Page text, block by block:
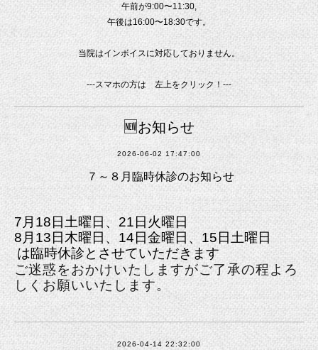
午前が9:00〜11:30,
午後は16:00〜18:30です。
当院はインボイスに対応しておりません。
---スマホの方は 左上をクリック！---
🆕お知らせ
2026-06-02 17:47:00
７～８月臨時休診のお知らせ
7月18日土曜日、21日火曜日
8月13日木曜日、14日金曜日、15日土曜日
は臨時休診とさせていただきます
ご迷惑をおかけいたしますがご了承の程よろ
しくお願いいたします。
2026-04-14 22:32:00